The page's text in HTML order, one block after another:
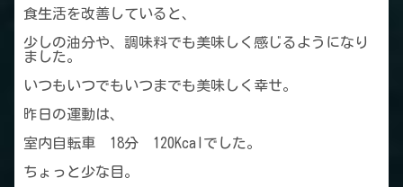
食生活を改善していると、
少しの油分や、調味料でも美味しく感じるようになり
ました。
いつもいつでもいつまでも美味しく幸せ。
昨日の運動は、
室内自転車 18分 120Kcalでした。
ちょっと少な目。